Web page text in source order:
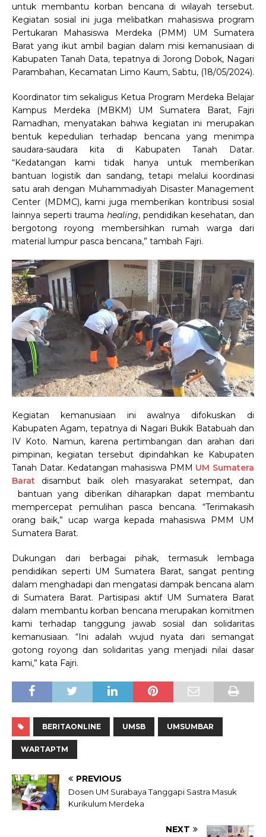
untuk membantu korban bencana di wilayah tersebut.
Kegiatan sosial ini juga melibatkan mahasiswa program
Pertukaran Mahasiswa Merdeka (PMM) UM Sumatera
Barat yang ikut ambil bagian dalam misi kemanusiaan di
Kabupaten Tanah Data, tepatnya di Jorong Dobok, Nagari
Parambahan, Kecamatan Limo Kaum, Sabtu, (18/05/2024).
Koordinator tim sekaligus Ketua Program Merdeka Belajar
Kampus Merdeka (MBKM) UM Sumatera Barat, Fajri
Ramadhan, menyatakan bahwa kegiatan ini merupakan
bentuk kepedulian terhadap bencana yang menimpa
saudara-saudara kita di Kabupaten Tanah Datar.
“Kedatangan kami tidak hanya untuk memberikan
bantuan logistik dan sandang, tetapi melalui koordinasi
satu arah dengan Muhammadiyah Disaster Management
Center (MDMC), kami juga memberikan kontribusi sosial
lainnya seperti trauma healing, pendidikan kesehatan, dan
bergotong royong membersihkan rumah warga dari
material lumpur pasca bencana,” tambah Fajri.
Kegiatan kemanusiaan ini awalnya difokuskan di
Kabupaten Agam, tepatnya di Nagari Bukik Batabuah dan
IV Koto. Namun, karena pertimbangan dan arahan dari
pimpinan, kegiatan tersebut dipindahkan ke Kabupaten
Tanah Datar. Kedatangan mahasiswa PMM UM Sumatera
Barat disambut baik oleh masyarakat setempat, dan
bantuan yang diberikan diharapkan dapat membantu
mempercepat pemulihan pasca bencana. “Terimakasih
orang baik,” ucap warga kepada mahasiswa PMM UM
Sumatera Barat.
Dukungan dari berbagai pihak, termasuk lembaga
pendidikan seperti UM Sumatera Barat, sangat penting
dalam menghadapi dan mengatasi dampak bencana alam
di Sumatera Barat. Partisipasi aktif UM Sumatera Barat
dalam membantu korban bencana merupakan komitmen
kami terhadap tanggung jawab sosial dan solidaritas
kemanusiaan. “Ini adalah wujud nyata dari semangat
gotong royong dan solidaritas yang menjadi nilai dasar
kami,” kata Fajri.
BERITAONLINE UMSB UMSUMBAR
WARTAPTM
PREVIOUS
Dosen UM Surabaya Tanggapi Sastra Masuk
Kurikulum Merdeka
NEXT